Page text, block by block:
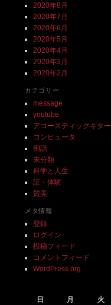
2020年8月
2020年7月
2020年6月
2020年5月
2020年4月
2020年3月
2020年2月
カテゴリー
message
youtube
アコースティックギター
コンピュータ
例話
未分類
科学と人生
証・体験
賛美
メタ情報
登録
ログイン
投稿フィード
コメントフィード
WordPress.org
日
月 火